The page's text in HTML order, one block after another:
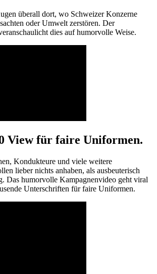
überall dort, wo Schweizer Konzerne
oder Umwelt zerstören. Der
dies auf humorvolle Weise.
View für faire Uniformen.
Kondukteure und viele weitere
lieber nichts anhaben, als ausbeuterisch
Das humorvolle Kampagnenvideo geht viral
Unterschriften für faire Uniformen.